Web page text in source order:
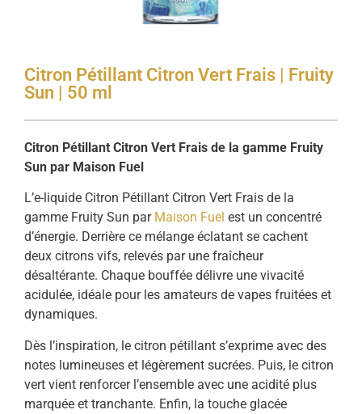
Citron Pétillant Citron Vert Frais | Fruity
Sun | 50 ml
Citron Pétillant Citron Vert Frais de la gamme Fruity
Sun par Maison Fuel
L’e-liquide Citron Pétillant Citron Vert Frais de la
gamme Fruity Sun par Maison Fuel est un concentré
d’énergie. Derrière ce mélange éclatant se cachent
deux citrons vifs, relevés par une fraîcheur
désaltérante. Chaque bouffée délivre une vivacité
acidulée, idéale pour les amateurs de vapes fruitées et
dynamiques.
Dès l’inspiration, le citron pétillant s’exprime avec des
notes lumineuses et légèrement sucrées. Puis, le citron
vert vient renforcer l’ensemble avec une acidité plus
marquée et tranchante. Enfin, la touche glacée